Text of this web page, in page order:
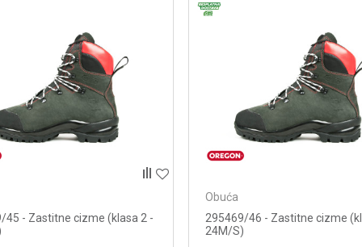
45 - Zastitne cizme (klasa 2 -
Obuća
295469/46 - Zastitne cizme
24M/S)